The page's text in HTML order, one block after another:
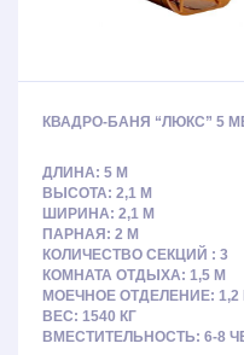
КВАДРО-БАНЯ “ЛЮКС” 5
ДЛИНА: 5 М
ВЫСОТА: 2,1 М
ШИРИНА: 2,1 М
ПАРНАЯ: 2 М
КОЛИЧЕСТВО СЕКЦИЙ : 3
КОМНАТА ОТДЫХА: 1,5 М
МОЕЧНОЕ ОТДЕЛЕНИЕ: 1,2
ВЕС: 1540 КГ
ВМЕСТИТЕЛЬНОСТЬ: 6-8